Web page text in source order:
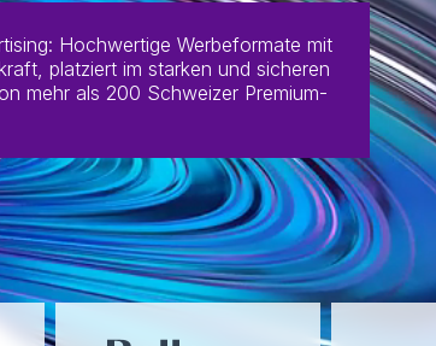
Hochwertige Werbeformate mit
platziert im starken und sicheren
mehr als 200 Schweizer Premium-